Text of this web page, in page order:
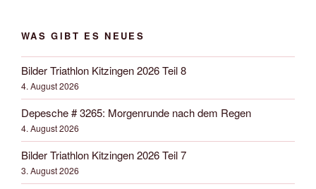
WAS GIBT ES NEUES
Bilder Triathlon Kitzingen 2026 Teil 8
4. August 2026
Depesche # 3265: Morgenrunde nach dem Regen
4. August 2026
Bilder Triathlon Kitzingen 2026 Teil 7
3. August 2026